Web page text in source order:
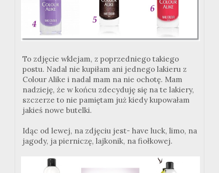
To zdjęcie wklejam, z poprzedniego takiego
postu. Nadal nie kupiłam ani jednego lakieru z
Colour Alike i nadal mam na nie ochotę. Mam
nadzieję, że w końcu zdecyduję się na te lakiery,
szczerze to nie pamiętam już kiedy kupowałam
jakieś nowe butelki.
Idąc od lewej, na zdjęciu jest- have luck, limo, na
jagody, ja pierniczę, lajkonik, na fiołkowej.